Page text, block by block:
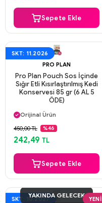
Sepete Ekle
SKT: 11.2026
PRO PLAN
Pro Plan Pouch Sos İçinde
Sığır Etli Kısırlaştırılmış Kedi
Konservesi 85 gr (6 AL 5
ÖDE)
Aynı Gün Kargo
Orijinal Ürün
Güvenli Ödeme
Aynı Gün Kargo
450,00 TL %46
242,49 TL
Sepete Ekle
SKT: 10.2027
YAKINDA GELECEK YENI